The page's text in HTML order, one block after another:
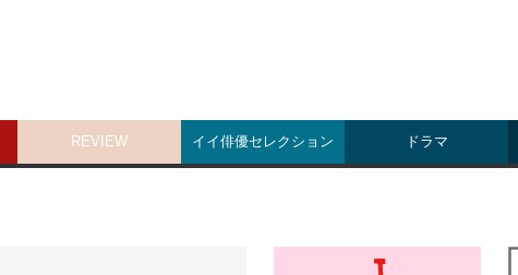
REVIEW イイ俳優セレクション ドラマ